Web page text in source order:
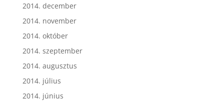
2014. december
2014. november
2014. október
2014. szeptember
2014. augusztus
2014. július
2014. június